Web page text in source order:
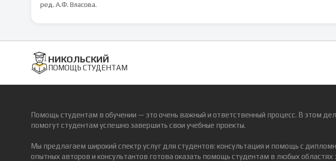
ред. А.Ф. Власова.
НИКОЛЬСКИЙ
ПОМОЩЬ СТУДЕНТАМ
Помощь студентам в обучении — это очень важный и ответственный процесс. В этом
помогут студентам успешно завершить свои учебные проекты.
Мы предлагаем широкий спектр услуг для студентов: консультация и помощь с
опытных авторов и консультантов готова оказать помощь студентам в любых областях